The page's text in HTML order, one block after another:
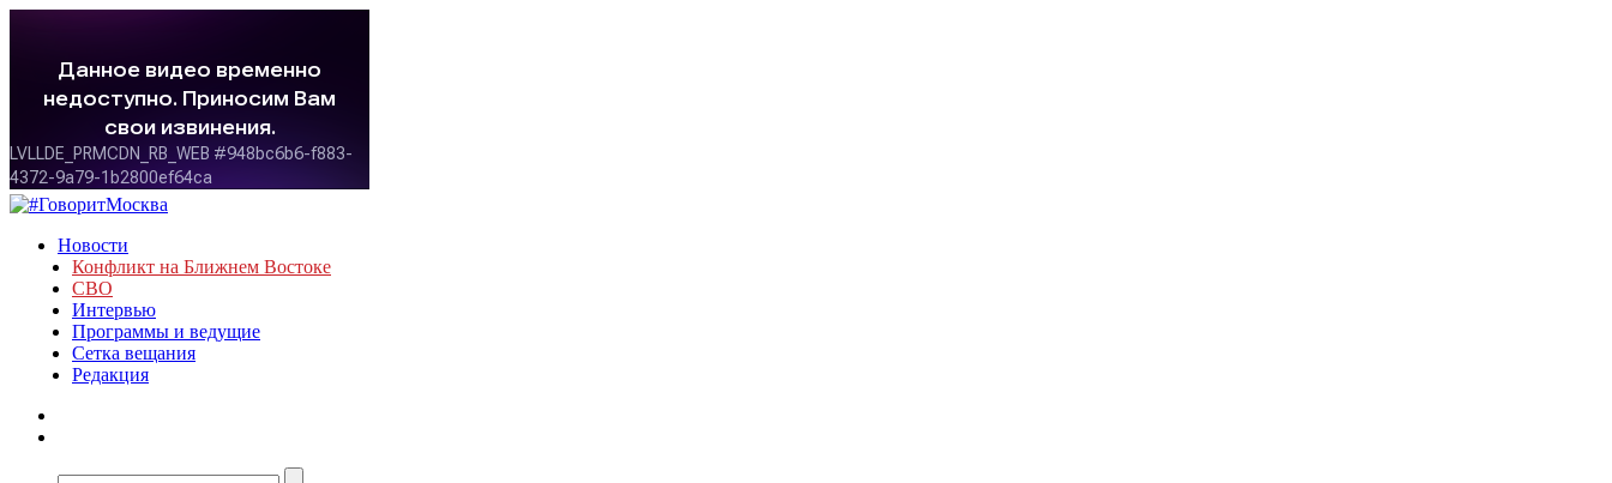
Новости
Конфликт на Ближнем Востоке
СВО
Интервью
Программы и ведущие
Сетка вещания
Редакция